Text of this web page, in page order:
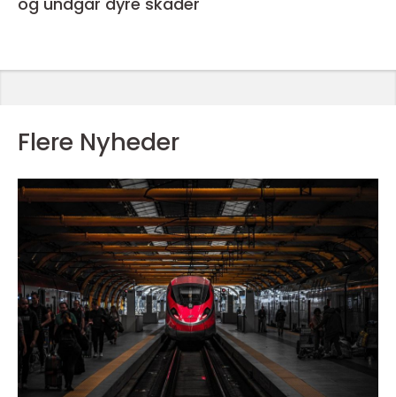
Flere Nyheder